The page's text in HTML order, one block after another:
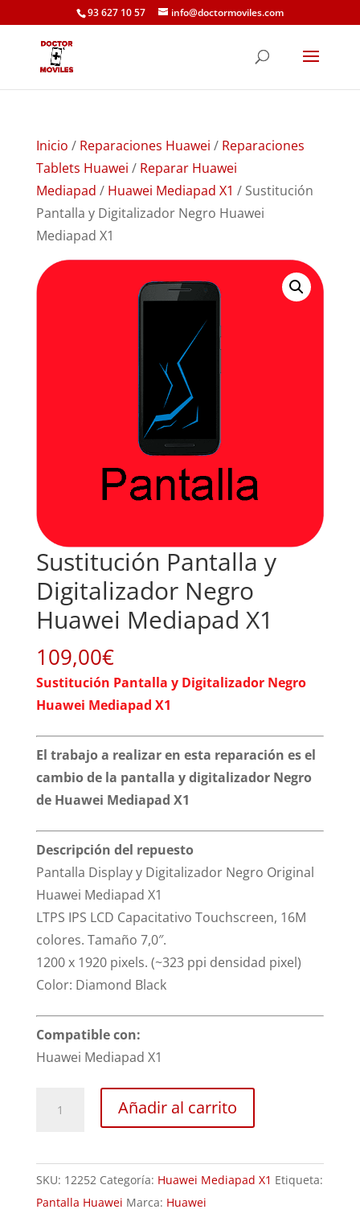
93 627 10 57 info@doctormoviles.com
Inicio / Reparaciones Huawei / Reparaciones
Tablets Huawei / Reparar Huawei
Mediapad / Huawei Mediapad X1 / Sustitución
Pantalla y Digitalizador Negro Huawei
Mediapad X1
Sustitución Pantalla y
Digitalizador Negro
Huawei Mediapad X1
109,00€
Sustitución Pantalla y Digitalizador Negro
Huawei Mediapad X1
El trabajo a realizar en esta reparación es el
cambio de la pantalla y digitalizador Negro
de Huawei Mediapad X1
Descripción del repuesto
Pantalla Display y Digitalizador Negro Original
Huawei Mediapad X1
LTPS IPS LCD Capacitativo Touchscreen, 16M
colores. Tamaño 7,0″.
1200 x 1920 pixels. (~323 ppi densidad pixel)
Color: Diamond Black
Compatible con:
Huawei Mediapad X1
Digitalizador
Negro
Huawei
Añadir al carrito
SKU: 12252 Categoría: Huawei Mediapad X1 Etiqueta:
Pantalla Huawei Marca: Huawei